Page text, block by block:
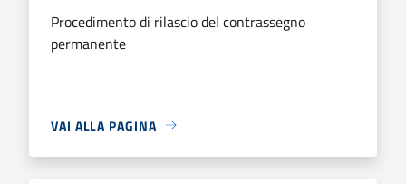
Procedimento di rilascio del contrassegno
permanente
VAI ALLA PAGINA